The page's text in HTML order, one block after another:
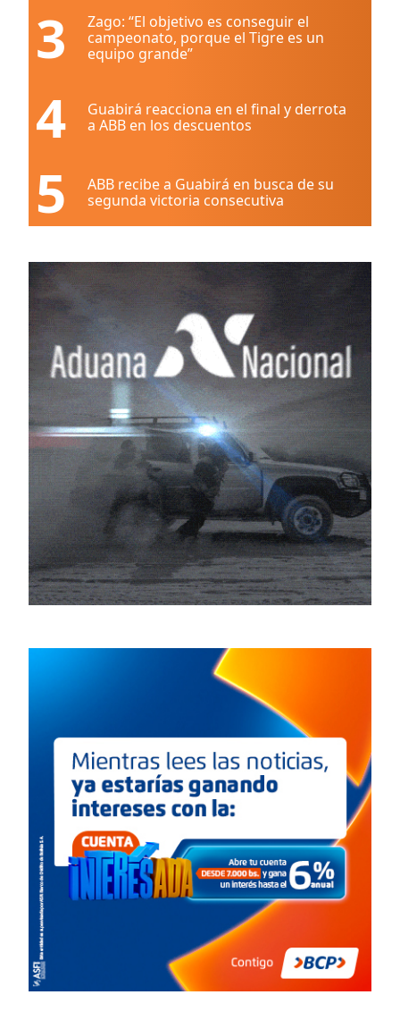
3
Zago: “El objetivo es conseguir el
campeonato, porque el Tigre es un
equipo grande”
4
Guabirá reacciona en el final y derrota
a ABB en los descuentos
5
ABB recibe a Guabirá en busca de su
segunda victoria consecutiva